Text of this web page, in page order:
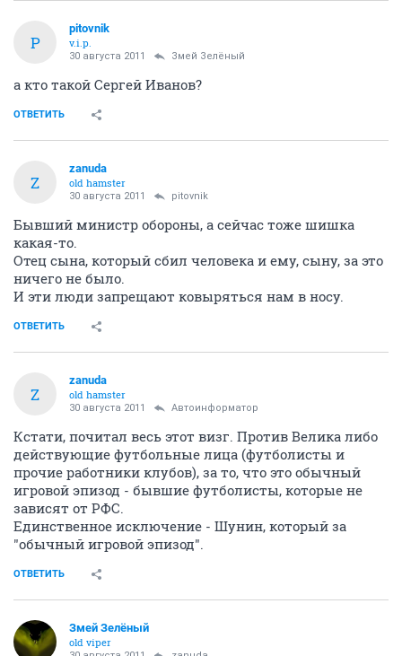
P
pitovnik
v.i.p.
30 августа 2011 Змей Зелёный
а кто такой Сергей Иванов?
ОТВЕТИТЬ
Z
zanuda
old hamster
30 августа 2011 pitovnik
Бывший министр обороны, а сейчас тоже шишка
какая-то.
Отец сына, который сбил человека и ему, сыну, за это
ничего не было.
И эти люди запрещают ковыряться нам в носу.
ОТВЕТИТЬ
Z
zanuda
old hamster
30 августа 2011 Автоинформатор
Кстати, почитал весь этот визг. Против Велика либо
действующие футбольные лица (футболисты и
прочие работники клубов), за то, что это обычный
игровой эпизод - бывшие футболисты, которые не
зависят от РФС.
Единственное исключение - Шунин, который за
"обычный игровой эпизод".
ОТВЕТИТЬ
Змей Зелёный
old viper